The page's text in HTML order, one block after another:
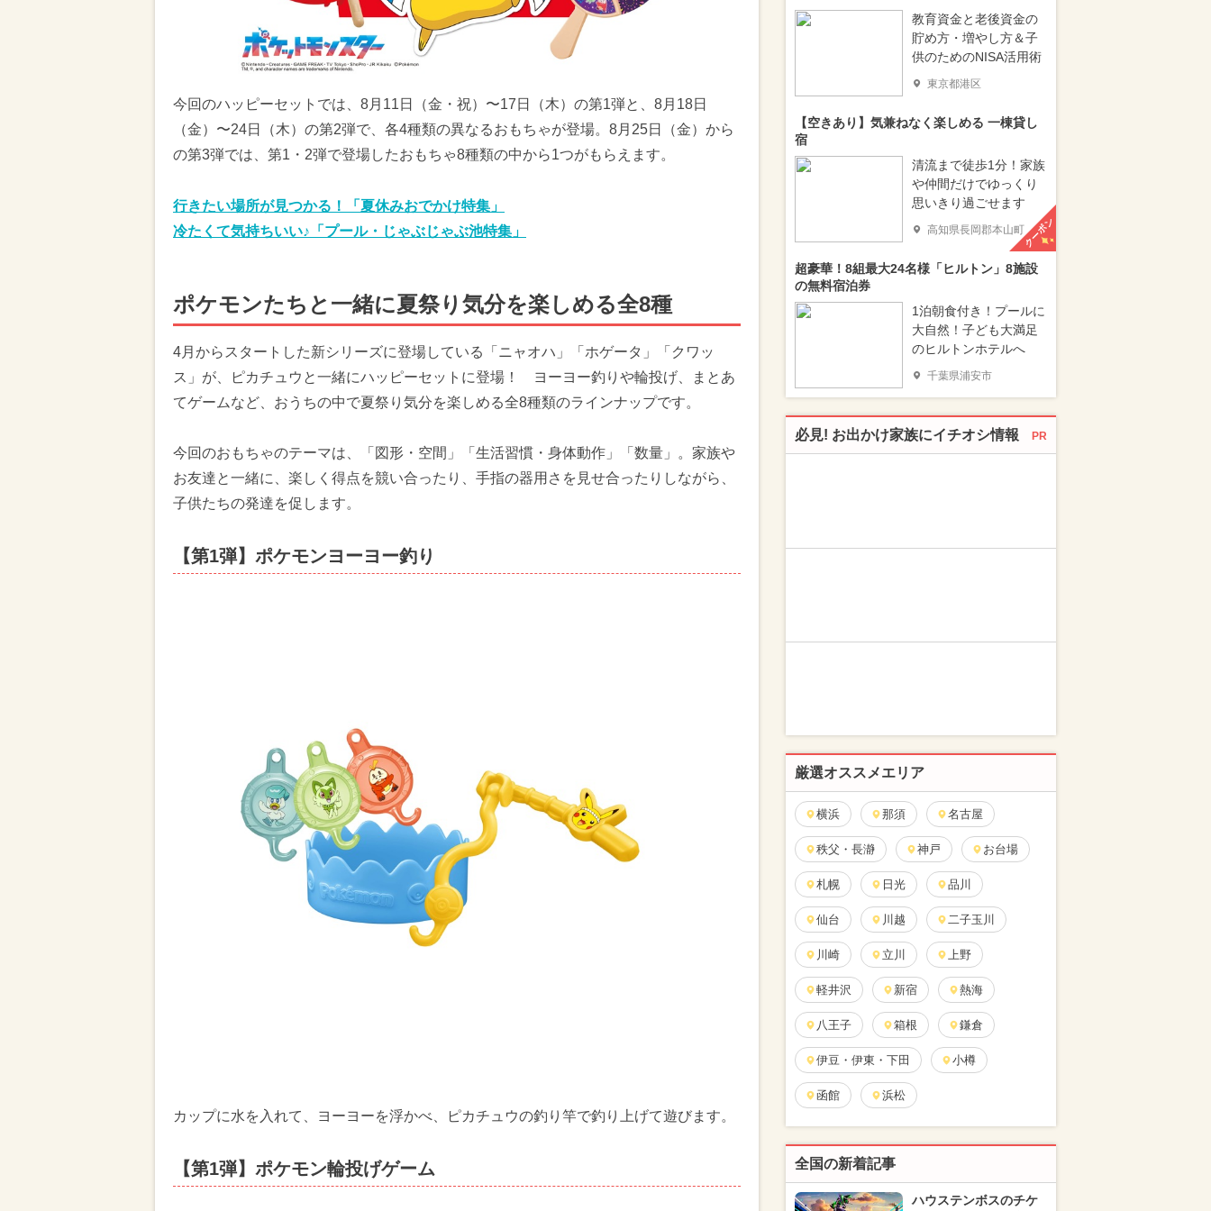
今回のハッピーセットでは、8月11日（金・祝）〜17日（木）の第1弾と、8月18日
（金）〜24日（木）の第2弾で、各4種類の異なるおもちゃが登場。8月25日（金）から
の第3弾では、第1・2弾で登場したおもちゃ8種類の中から1つがもらえます。
行きたい場所が見つかる！「夏休みおでかけ特集」
冷たくて気持ちいい♪「プール・じゃぶじゃぶ池特集」
ポケモンたちと一緒に夏祭り気分を楽しめる全8種
4月からスタートした新シリーズに登場している「ニャオハ」「ホゲータ」「クワッ
ス」が、ピカチュウと一緒にハッピーセットに登場！ ヨーヨー釣りや輪投げ、まとあ
てゲームなど、おうちの中で夏祭り気分を楽しめる全8種類のラインナップです。
今回のおもちゃのテーマは、「図形・空間」「生活習慣・身体動作」「数量」。家族や
お友達と一緒に、楽しく得点を競い合ったり、手指の器用さを見せ合ったりしながら、
子供たちの発達を促します。
【第1弾】ポケモンヨーヨー釣り
カップに水を入れて、ヨーヨーを浮かべ、ピカチュウの釣り竿で釣り上げて遊びます。
【第1弾】ポケモン輪投げゲーム
教育資金と老後資金の
貯め方・増やし方＆子
供のためのNISA活用術
東京都港区
【空きあり】気兼ねなく楽しめる 一棟貸し
宿
清流まで徒歩1分！家族
や仲間だけでゆっくり
思いきり過ごせます
高知県長岡郡本山町クーポン
超豪華！8組最大24名様「ヒルトン」8施設
の無料宿泊券
1泊朝食付き！プールに
大自然！子ども大満足
のヒルトンホテルへ
千葉県浦安市
必見! お出かけ家族にイチオシ情報 PR
厳選オススメエリア
横浜 那須 名古屋
秩父・長瀞 神戸 お台場
札幌 日光 品川
仙台 川越 二子玉川
川崎 立川 上野
軽井沢 新宿 熱海
八王子 箱根 鎌倉
伊豆・伊東・下田 小樽
函館 浜松
全国の新着記事
ハウステンボスのチケ